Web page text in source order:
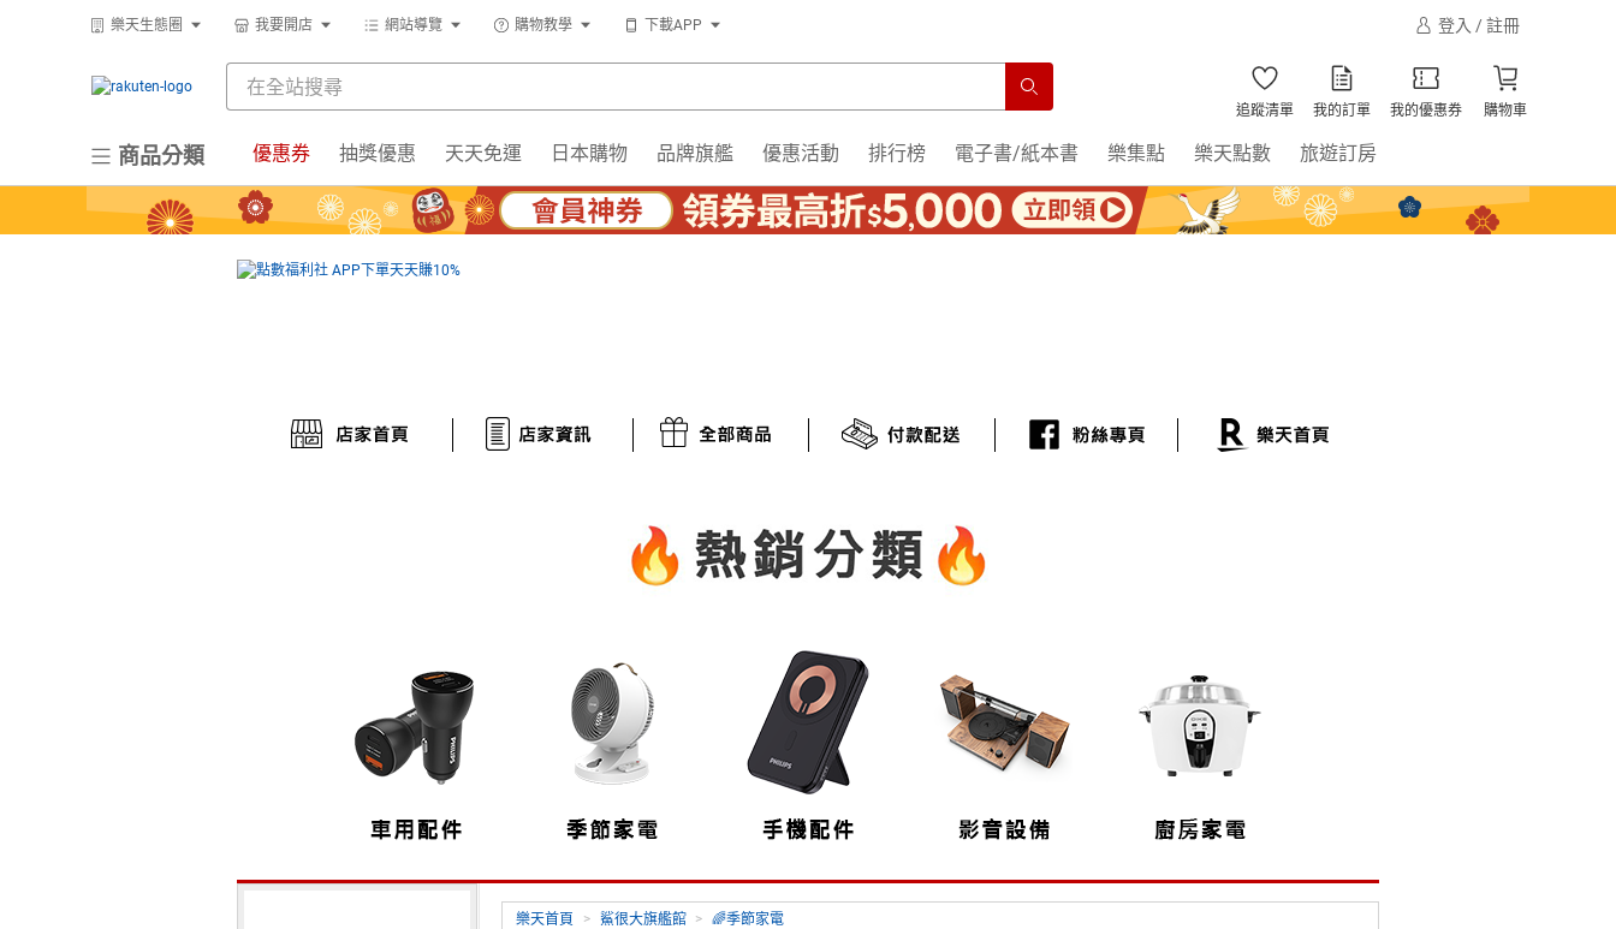
樂天生態圈 我要開店 網站導覽 購物教學 下載APP 登入 / 註冊
追蹤清單 我的訂單 我的優惠券 購物車
商品分類 優惠券 抽獎優惠 天天免運 日本購物 品牌旗艦 優惠活動 排行榜 電子書/紙本書 樂集點 樂天點數 旅遊訂房
樂天首頁 > 鯊很大旗艦館 > 🌈季節家電